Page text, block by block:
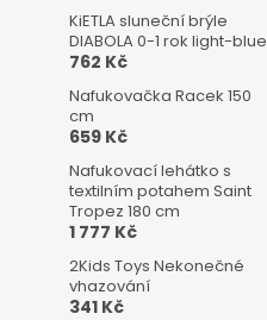
KiETLA sluneční brýle
DIABOLA 0-1 rok light-blue
762 Kč
Nafukovačka Racek 150
cm
659 Kč
Nafukovací lehátko s
textilním potahem Saint
Tropez 180 cm
1 777 Kč
2Kids Toys Nekonečné
vhazování
341 Kč